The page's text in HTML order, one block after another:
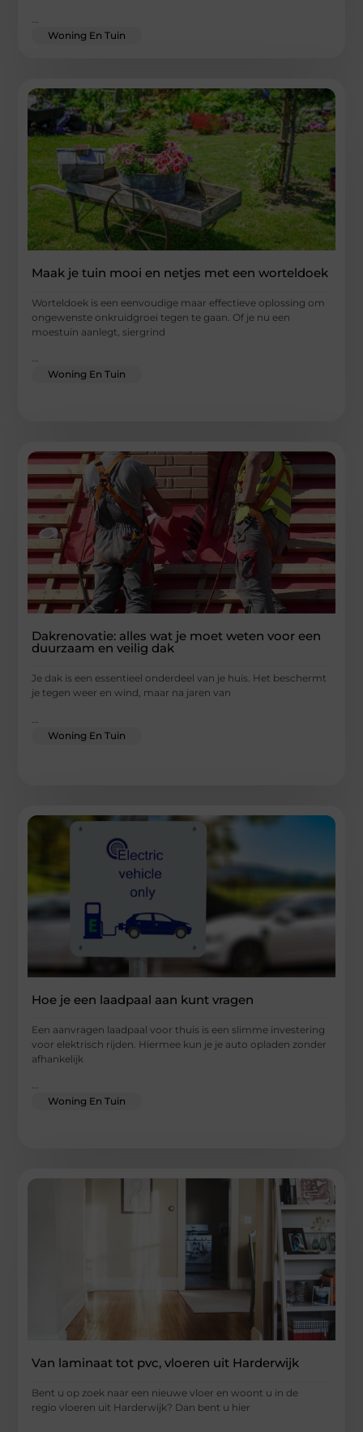
...
Woning En Tuin
Maak je tuin mooi en netjes met een worteldoek
Worteldoek is een eenvoudige maar effectieve oplossing om
ongewenste onkruidgroei tegen te gaan. Of je nu een
moestuin aanlegt, siergrind
...
Woning En Tuin
Dakrenovatie: alles wat je moet weten voor een
duurzaam en veilig dak
Je dak is een essentieel onderdeel van je huis. Het beschermt
je tegen weer en wind, maar na jaren van
Woning En Tuin
Hoe je een laadpaal aan kunt vragen
Een aanvragen laadpaal voor thuis is een slimme investering
voor elektrisch rijden. Hiermee kun je je auto opladen zonder
afhankelijk
...
Woning En Tuin
Van laminaat tot pvc, vloeren uit Harderwijk
Bent u op zoek naar een nieuwe vloer en woont u in de
regio vloeren uit Harderwijk? Dan bent u hier